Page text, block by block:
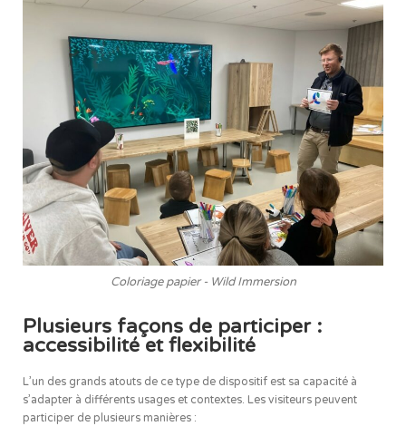
Coloriage papier - Wild Immersion
Plusieurs façons de participer :
accessibilité et flexibilité
L’un des grands atouts de ce type de dispositif est sa capacité à
s’adapter à différents usages et contextes. Les visiteurs peuvent
participer de plusieurs manières :